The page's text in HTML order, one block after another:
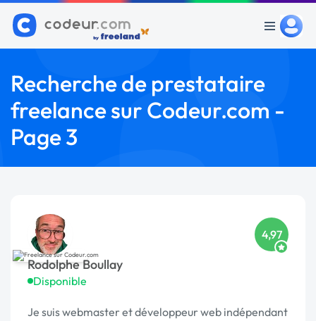
Recherche de prestataire
freelance sur Codeur.com -
Page 3
Rodolphe Boullay
Disponible
4,97
Je suis webmaster et développeur web indépendant